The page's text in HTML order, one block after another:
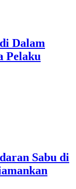
Dalam
Pelaku
Sabu di